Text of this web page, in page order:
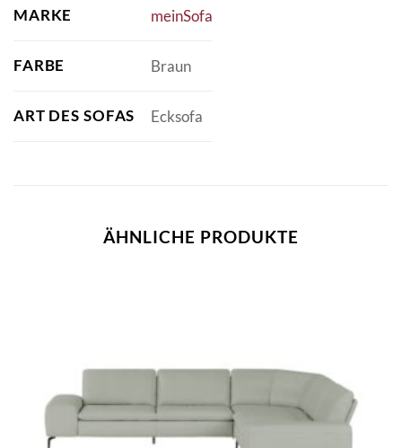
MARKE meinSofa
FARBE Braun
ART DES SOFAS Ecksofa
ÄHNLICHE PRODUKTE